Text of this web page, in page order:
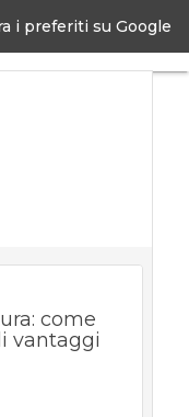
i preferiti su Google
come
vantaggi